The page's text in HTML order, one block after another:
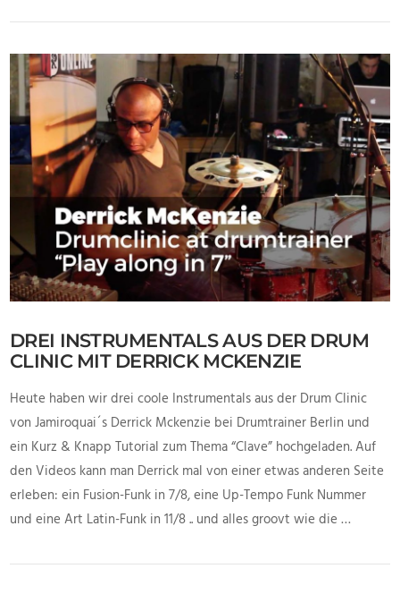
VIEW POST
DREI INSTRUMENTALS AUS DER DRUM
CLINIC MIT DERRICK MCKENZIE
Heute haben wir drei coole Instrumentals aus der Drum Clinic
von Jamiroquai´s Derrick Mckenzie bei Drumtrainer Berlin und
ein Kurz & Knapp Tutorial zum Thema “Clave” hochgeladen. Auf
den Videos kann man Derrick mal von einer etwas anderen Seite
erleben: ein Fusion-Funk in 7/8, eine Up-Tempo Funk Nummer
und eine Art Latin-Funk in 11/8 .. und alles groovt wie die …